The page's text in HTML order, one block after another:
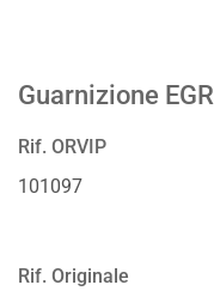
Guarnizione EGR
Rif. ORVIP
101097
Rif. Originale